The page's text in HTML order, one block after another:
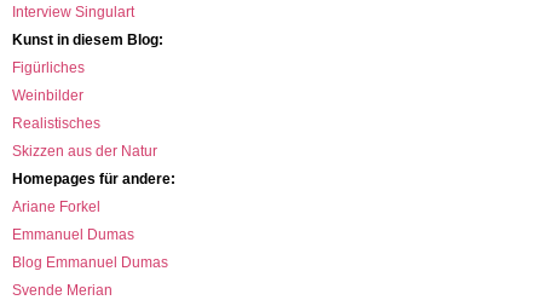
Interview Singulart
Kunst in diesem Blog:
Figürliches
Weinbilder
Realistisches
Skizzen aus der Natur
Homepages für andere:
Ariane Forkel
Emmanuel Dumas
Blog Emmanuel Dumas
Svende Merian